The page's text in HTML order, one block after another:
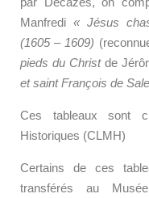
Manfredi « Jésus
(1605 – 1609)
pieds du Christde
et saint François de
Ces tableaux sont
Historiques (CLMH)
Certains de ces
transférés au